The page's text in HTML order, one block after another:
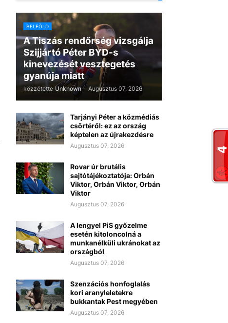
BELFÖLD
A Tiszás rendőrség vizsgálja
Szijjártó Péter BYD-s
kinevezését vesztegetés
gyanúja miatt
közzétette Unknown - Augusztus 07, 2026
Tarjányi Péter a közmédiás
csörtéről: ez az ország
képtelen az újrakezdésre
Augusztus 07, 2026
Rovar úr brutális
sajtótájékoztatója: Orbán
Viktor, Orbán Viktor, Orbán
Viktor
Augusztus 07, 2026
A lengyel PiS győzelme
esetén kitoloncolná a
munkanélküli ukránokat az
országból
Augusztus 07, 2026
Szenzációs honfoglalás
kori aranyleletekre
bukkantak Pest megyében
Augusztus 07, 2026